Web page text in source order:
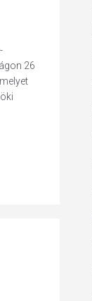
26